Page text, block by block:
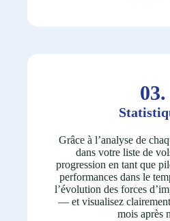
03.
Grâce à l’analyse de
dans votre liste de
progression en tant que
performances dans le
l’évolution des forces
— et visualisez
mois après